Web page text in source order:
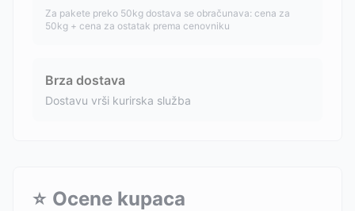
Za pakete preko 50kg dostava se obračunava: cena za
50kg + cena za ostatak prema cenovniku
Brza dostava
Dostavu vrši kurirska služba
⭐ Ocene kupaca